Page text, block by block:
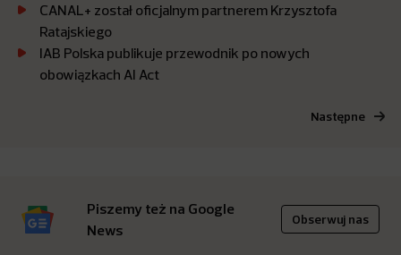
CANAL+ został oficjalnym partnerem Krzysztofa
Ratajskiego
IAB Polska publikuje przewodnik po nowych
obowiązkach AI Act
Następne
Piszemy też na Google
News
Obserwuj nas